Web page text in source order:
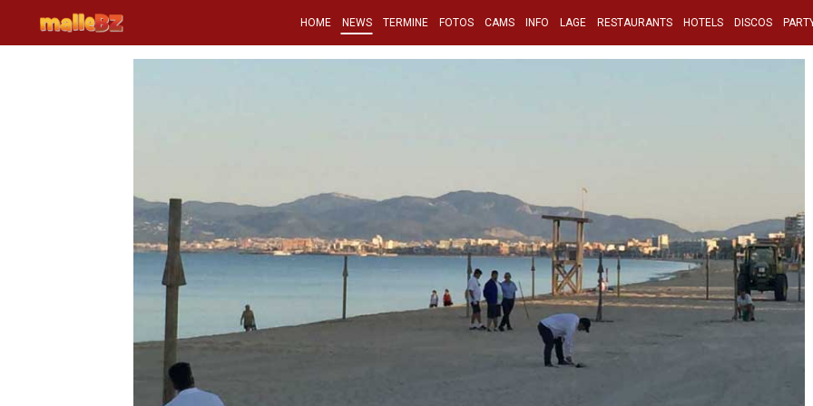
HOME NEWS TERMINE FOTOS CAMS INFO LAGE RESTAURANTS HOTELS DISCOS